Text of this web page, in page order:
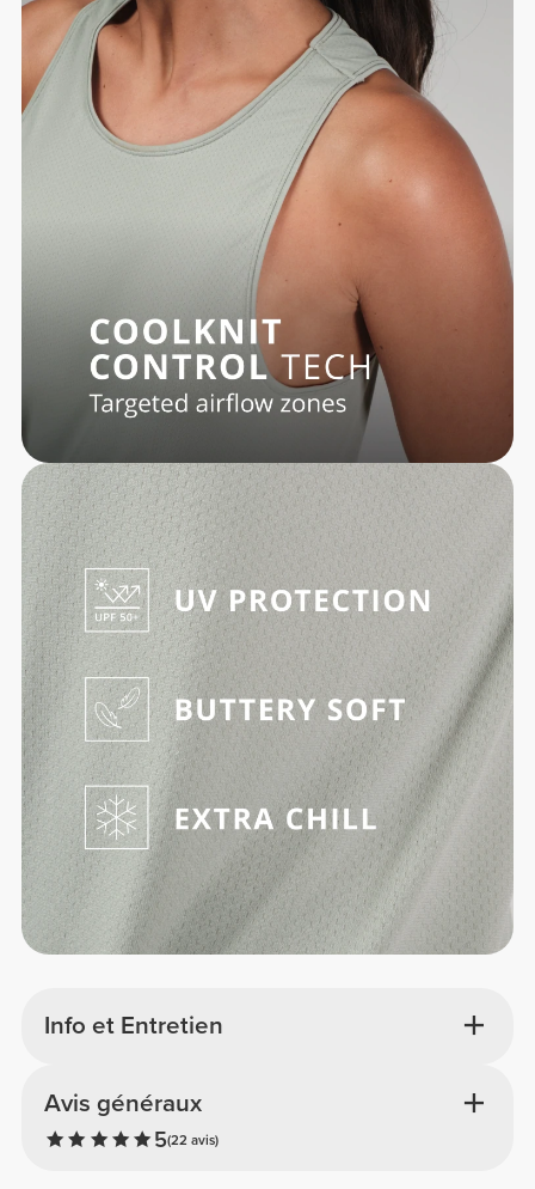
Info et Entretien
Avis généraux
5(22 avis)